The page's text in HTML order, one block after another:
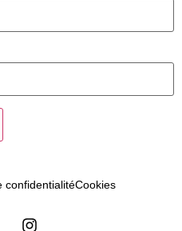
confidentialitéCookies